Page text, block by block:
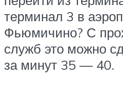
терминал 3 в
Фьюмичино? С
служб это можно
за минут 35 — 40.